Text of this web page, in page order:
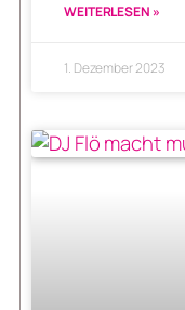
WEITERLESEN »
1. Dezember 2023